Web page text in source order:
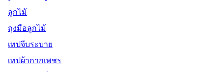
ลูกไม้
ถุงมือลูกไม้
เทปจีบระบาย
เทปผ้ากากเพชร